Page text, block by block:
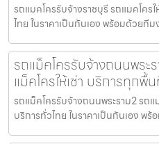
รถแมคโครรับจ้างราชบุรี รถแมคโคร
ไทย ในราคาเป็นกันเอง พร้อมด้วยที
รถแม็คโครรับจ้างถนนพระ
แม็คโครให้เช่า บริการทุกพื้
รถแม็คโครรับจ้างถนนพระราม2 รถแ
บริการทั่วไทย ในราคาเป็นกันเอง